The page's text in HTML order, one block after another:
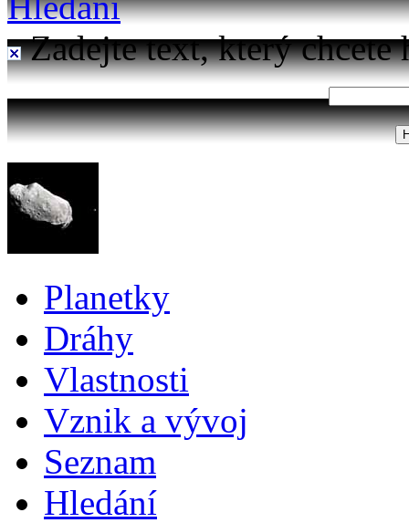
Zadejte text, který chcete
Planetky
Dráhy
Vlastnosti
Vznik a vývoj
Seznam
Hledání